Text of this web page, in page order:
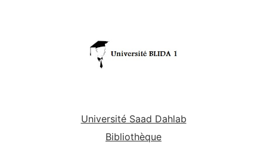
Université Saad Dahlab
Bibliothèque